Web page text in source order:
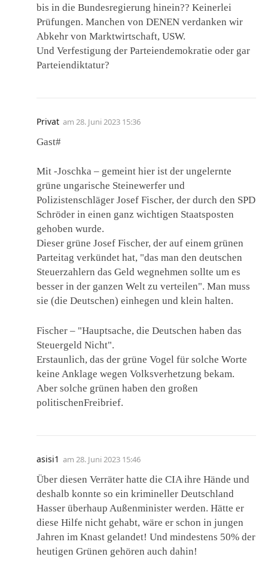
bis in die Bundesregierung hinein?? Keinerlei
Prüfungen. Manchen von DENEN verdanken wir
Abkehr von Marktwirtschaft, USW.
Und Verfestigung der Parteiendemokratie oder gar
Parteiendiktatur?
Privat am 28. Juni 2023 15:36
Gast#
Mit -Joschka – gemeint hier ist der ungelernte
grüne ungarische Steinewerfer und
Polizistenschläger Josef Fischer, der durch den SPD
Schröder in einen ganz wichtigen Staatsposten
gehoben wurde.
Dieser grüne Josef Fischer, der auf einem grünen
Parteitag verkündet hat, "das man den deutschen
Steuerzahlern das Geld wegnehmen sollte um es
besser in der ganzen Welt zu verteilen". Man muss
sie (die Deutschen) einhegen und klein halten.
Fischer – "Hauptsache, die Deutschen haben das
Steuergeld Nicht".
Erstaunlich, das der grüne Vogel für solche Worte
keine Anklage wegen Volksverhetzung bekam.
Aber solche grünen haben den großen
politischenFreibrief.
asisi1 am 28. Juni 2023 15:46
Über diesen Verräter hatte die CIA ihre Hände und
deshalb konnte so ein krimineller Deutschland
Hasser überhaup Außenminister werden. Hätte er
diese Hilfe nicht gehabt, wäre er schon in jungen
Jahren im Knast gelandet! Und mindestens 50% der
heutigen Grünen gehören auch dahin!